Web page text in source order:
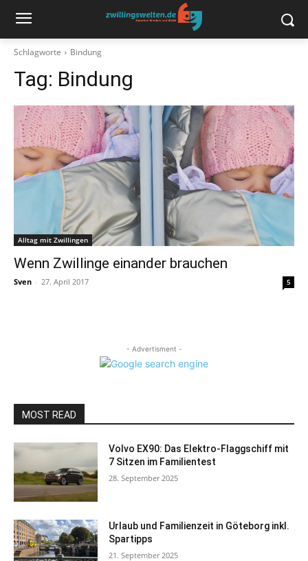
Schlagworte Bindung
Tag: Bindung
Alltag mit Zwillingen
Wenn Zwillinge einander brauchen
Sven - 27. April 2017 5
- Advertisment -
MOST READ
Volvo EX90: Das Elektro-Flaggschiff mit
7 Sitzen im Familientest
28. September 2025
Urlaub und Familienzeit in Göteborg inkl.
Spartipps
21. September 2025